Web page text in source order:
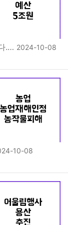
.… 2024-10-08
10-08